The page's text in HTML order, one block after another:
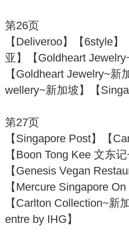
第26页
【Deliveroo】【6style
亚】【Goldheart
【Goldheart Jewelry~
wellery~新加坡】【
第27页
【Singapore Post】【
【Boon Tong Kee 文东
【Genesis Vegan
【Mercure Singapore
【Carlton Collection~
entre by IHG】